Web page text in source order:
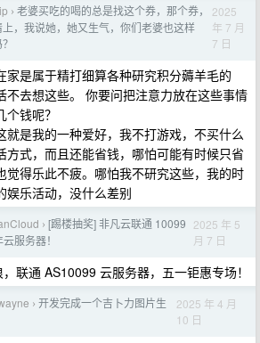
› 老婆买吃的喝的总是找这个券，那个券，
，我说她，她又生气，你们老婆也这样
2025
年 7 月
7 日
家是属于精打细算各种研究积分薅羊毛的
不去想这些。 你要问把注意力放在这些事情
个钱呢？
就是我的一种爱好，我不打游戏，不买什么
方式，而且还能省钱，哪怕可能有时候只省
觉得乐此不疲。哪怕我不研究这些，我的时
娱乐活动，没什么差别
› [踢楼抽奖] 非凡云联通 10099
服务器！
2025 年 5
月 7 日
联通 AS10099 云服务器，五一钜惠专场！
› 开发完成一个吉卜力图片生
2025 年 4 月
10 日